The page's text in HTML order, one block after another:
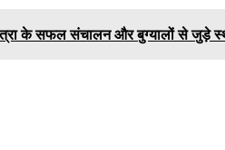
के सफल संचालन और बुग्यालों से जुड़े